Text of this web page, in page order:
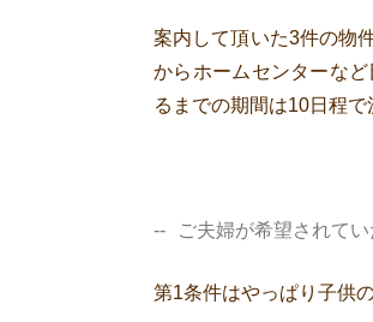
案内して頂いた3件の物
からホームセンターな
るまでの期間は10日程
ご夫婦が希望されて
第1条件はやっぱり子供